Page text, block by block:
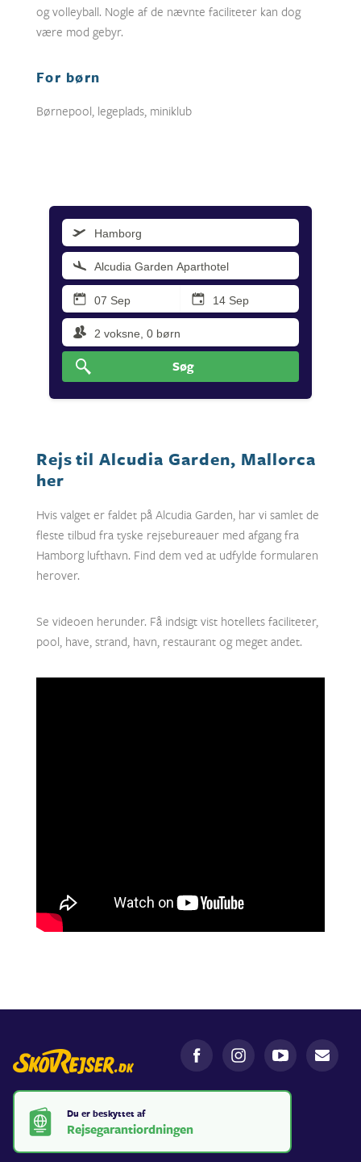
og volleyball. Nogle af de nævnte faciliteter kan dog
være mod gebyr.
For børn
Børnepool, legeplads, miniklub
Søg
Rejs til Alcudia Garden, Mallorca
her
Hvis valget er faldet på Alcudia Garden, har vi samlet de
fleste tilbud fra tyske rejsebureauer med afgang fra
Hamborg lufthavn. Find dem ved at udfylde formularen
herover.
Se videoen herunder. Få indsigt vist hotellets faciliteter,
pool, have, strand, havn, restaurant og meget andet.
Du er beskyttet af
Rejsegarantiordningen